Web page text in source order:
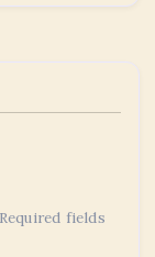
Required fields